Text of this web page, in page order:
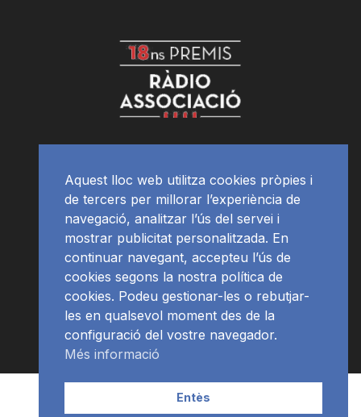
APP Programació
Aquest lloc web utilitza cookies pròpies i
de tercers per millorar l’experiència de
navegació, analitzar l’ús del servei i
mostrar publicitat personalitzada. En
continuar navegant, accepteu l’ús de
cookies segons la nostra política de
cookies. Podeu gestionar-les o rebutjar-
les en qualsevol moment des de la
configuració del vostre navegador.
Més informació
Entès